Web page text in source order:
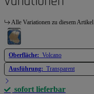
Alle Variationen zu diesem Artikel
Oberfläche: Volcano
Ausführung: Transparent
sofort lieferbar